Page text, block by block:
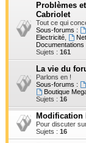
Problèmes
Cabriolet
Tout ce qui
Sous-forums :
Electricité
Documentations
Sujets : 161
La vie du
Parlons en !
Sous-forums :
Boutique
Sujets : 16
Modification
Pour discuter
Sujets : 16